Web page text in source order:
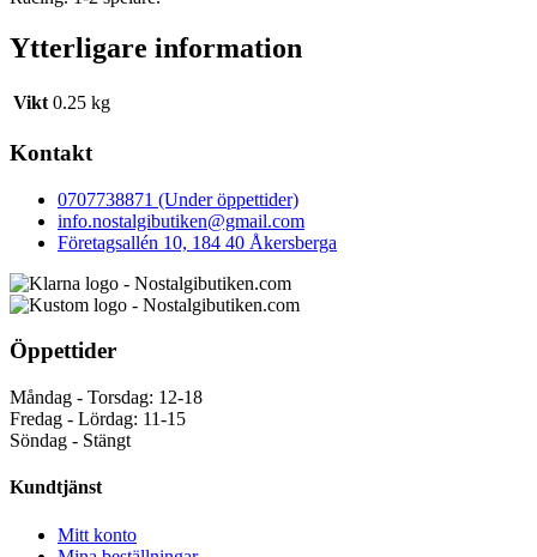
Ytterligare information
Vikt 0.25 kg
Kontakt
0707738871 (Under öppettider)
info.nostalgibutiken@gmail.com
Företagsallén 10, 184 40 Åkersberga
Öppettider
Måndag - Torsdag: 12-18
Fredag - Lördag: 11-15
Söndag - Stängt
Kundtjänst
Mitt konto